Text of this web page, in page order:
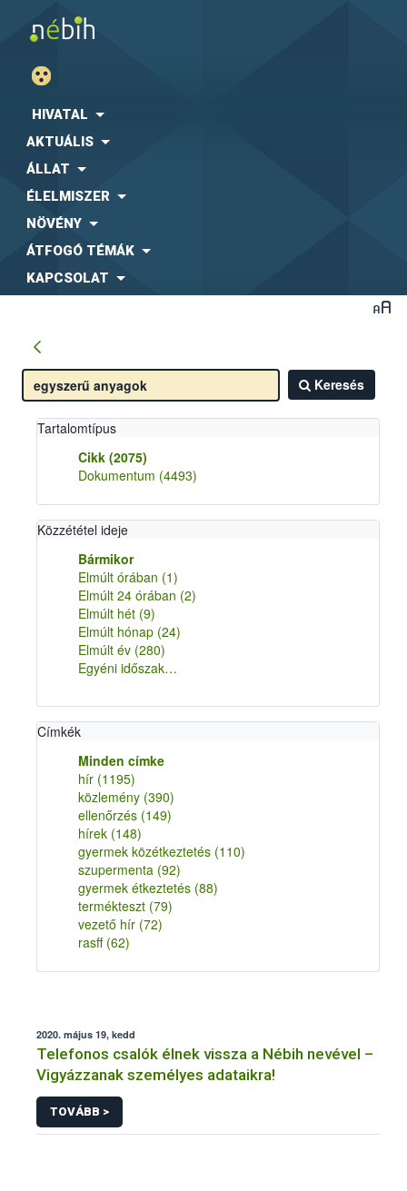
HIVATAL
AKTUÁLIS
ÁLLAT
ÉLELMISZER
NÖVÉNY
ÁTFOGÓ TÉMÁK
KAPCSOLAT
Keresés
Tartalomtípus
Cikk (2075)
Dokumentum (4493)
Közzététel ideje
Bármikor
Elmúlt órában (1)
Elmúlt 24 órában (2)
Elmúlt hét (9)
Elmúlt hónap (24)
Elmúlt év (280)
Egyéni időszak…
Címkék
Minden címke
hír (1195)
közlemény (390)
ellenőrzés (149)
hírek (148)
gyermek közétkeztetés (110)
szupermenta (92)
gyermek étkeztetés (88)
termékteszt (79)
vezető hír (72)
rasff (62)
2020. május 19, kedd
Telefonos csalók élnek vissza a Nébih nevével –
Vigyázzanak személyes adataikra!
TOVÁBB >